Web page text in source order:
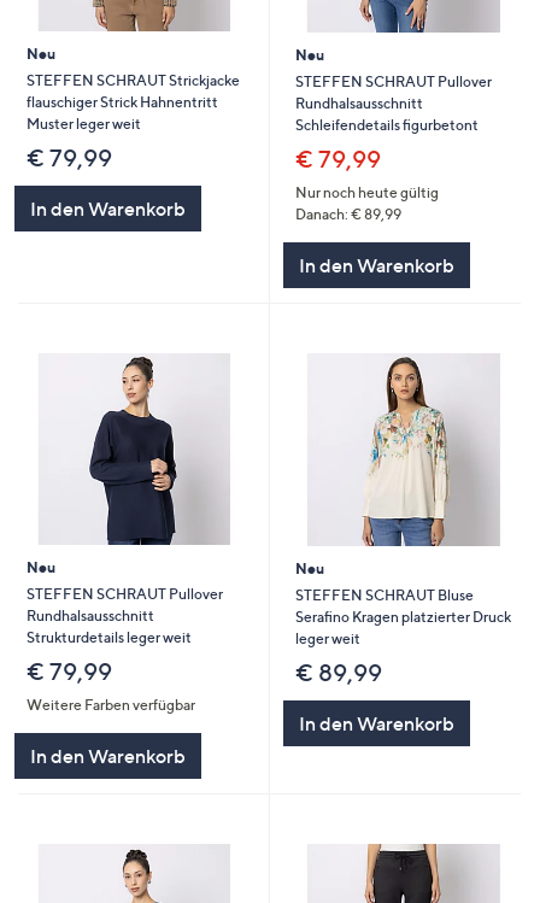
Neu
STEFFEN SCHRAUT Strickjacke
flauschiger Strick Hahnentritt
Muster leger weit
€ 79,99
In den Warenkorb
Neu
STEFFEN SCHRAUT Pullover
Rundhalsausschnitt
Schleifendetails figurbetont
€ 79,99
Nur noch heute gültig
Danach: € 89,99
In den Warenkorb
Neu
STEFFEN SCHRAUT Pullover
Rundhalsausschnitt
Strukturdetails leger weit
€ 79,99
Weitere Farben verfügbar
In den Warenkorb
Neu
STEFFEN SCHRAUT Bluse
Serafino Kragen platzierter Druck
leger weit
€ 89,99
In den Warenkorb